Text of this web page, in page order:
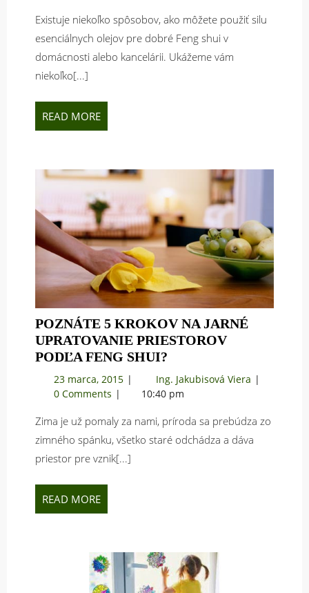
OLEJE
použiť
éterické
oleje
pre
dobré
Existuje niekoľko spôsobov, ako môžete použiť silu
esenciálnych olejov pre dobré Feng shui v
domácnosti alebo kancelárii. Ukážeme vám
niekoľko[...]
READ MOREREAD
MORE
POZNÁTE 5 KROKOV NA JARNÉ
UPRATOVANIE PRIESTOROV
PODĽA FENG SHUI?
KROKOV
NA
JARNÉ
UPRATOVANIE
23 marca, 2015 23
marca,
Ing. Jakubisová Viera Poznáte
na
0 Comments 10:40 pm
Zima je už pomaly za nami, príroda sa prebúdza zo
zimného spánku, všetko staré odchádza a dáva
priestor pre vznik[...]
READ MOREREAD
MORE